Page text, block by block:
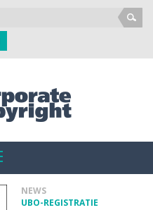
NEWS
UBO-REGISTRATIE